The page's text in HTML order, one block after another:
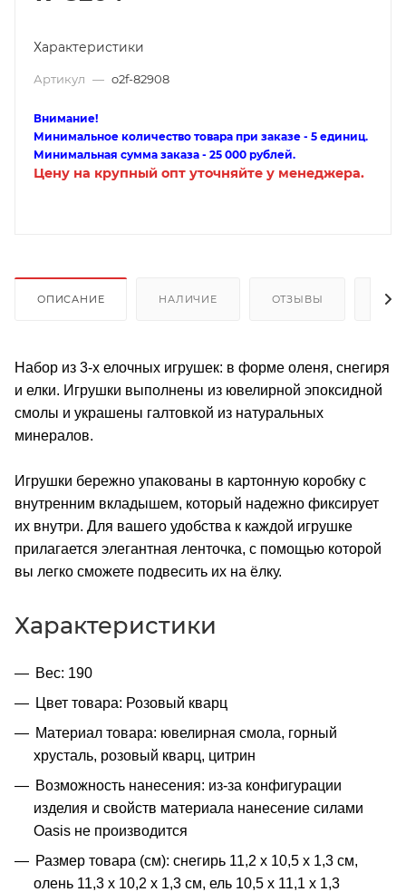
Характеристики
Артикул — o2f-82908
Внимание!
Минимальное количество товара при заказе - 5 единиц.
Минимальная сумма заказа - 25 000 рублей.
Цену на крупный опт уточняйте у менеджера.
ОПИСАНИЕ НАЛИЧИЕ ОТЗЫВЫ
Набор из 3-х елочных игрушек: в форме оленя, снегиря
и елки. Игрушки выполнены из ювелирной эпоксидной
смолы и украшены галтовкой из натуральных
минералов.
Игрушки бережно упакованы в картонную коробку с
внутренним вкладышем, который надежно фиксирует
их внутри. Для вашего удобства к каждой игрушке
прилагается элегантная ленточка, с помощью которой
вы легко сможете подвесить их на ёлку.
Характеристики
Вес: 190
Цвет товара: Розовый кварц
Материал товара: ювелирная смола, горный
хрусталь, розовый кварц, цитрин
Возможность нанесения: из-за конфигурации
изделия и свойств материала нанесение силами
Oasis не производится
Размер товара (см): снегирь 11,2 х 10,5 х 1,3 см,
олень 11,3 х 10,2 х 1,3 см, ель 10,5 х 11,1 х 1,3